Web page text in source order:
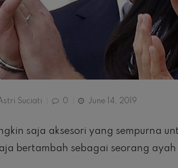
Suciati 0 June 14, 2019
saja aksesori yang sempurna
bertambah sebagai seorang